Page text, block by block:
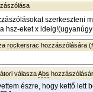
szerkeszteni
hsz-eket x
rockersrac hozzászólására (
válaszaAbs
észre, hogy kettő lett